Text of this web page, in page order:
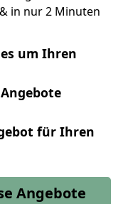
in nur 2 Minuten
um Ihren
für Ihren
Angebote